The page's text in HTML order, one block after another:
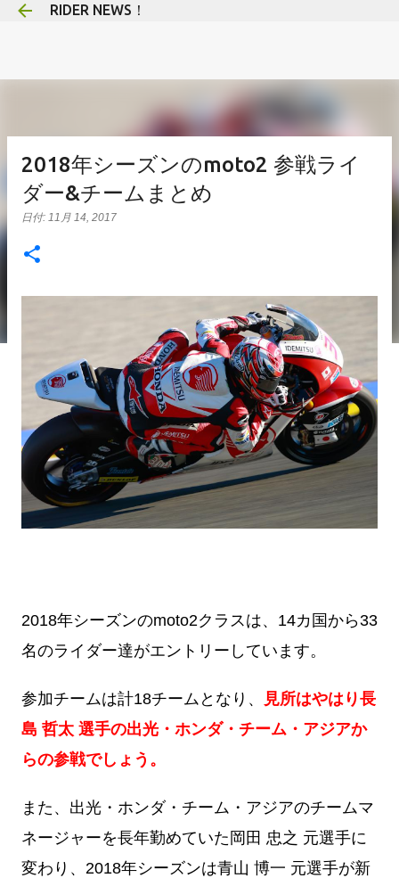
RIDER NEWS！
2018年シーズンのmoto2 参戦ライ
ダー&チームまとめ
日付: 11月 14, 2017
2018年シーズンのmoto2クラスは、14カ国から33
名のライダー達がエントリーしています。
参加チームは計18チームとなり、
見所はやはり長
島 哲太 選手の出光・ホンダ・チーム・アジアか
らの参戦でしょう。
また、出光・ホンダ・チーム・アジアのチームマ
ネージャーを長年勤めていた岡田 忠之 元選手に
変わり、2018年シーズンは青山 博一 元選手が新